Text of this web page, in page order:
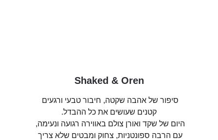
Shaked & Oren
סיפור של אהבה שקטה, חיבור טבעי ורגעים
קטנים שעושים את כל ההבדל.
היום של שקד ואורן צולם באווירה רגועה ונעימה,
עם הרבה ספונטניות, צחוק ומבטים שלא צריך